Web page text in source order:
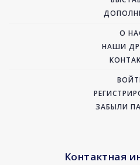
О
НАШИ
ЗАБЫЛИ
Контактная